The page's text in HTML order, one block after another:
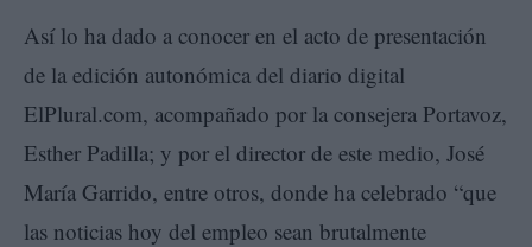
Así lo ha dado a conocer en el acto de presentación
de la edición autonómica del diario digital
ElPlural.com, acompañado por la consejera Portavoz,
Esther Padilla; y por el director de este medio, José
María Garrido, entre otros, donde ha celebrado “que
las noticias hoy del empleo sean brutalmente